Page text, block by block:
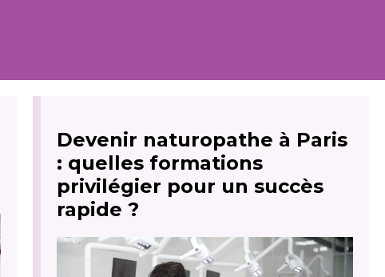
Devenir naturopathe à Paris
: quelles formations
privilégier pour un succès
rapide ?